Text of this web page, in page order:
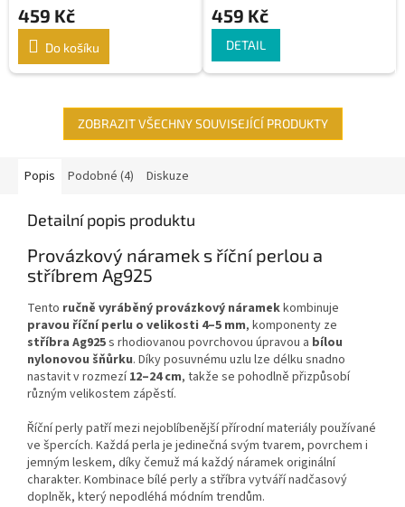
459 Kč
Do košíku
459 Kč
DETAIL
ZOBRAZIT VŠECHNY SOUVISEJÍCÍ PRODUKTY
Popis Podobné (4) Diskuze
Detailní popis produktu
Provázkový náramek s říční perlou a
stříbrem Ag925
Tento ručně vyráběný provázkový náramekkombinuje
pravou říční perlu o velikosti 4–5 mm, komponenty ze
stříbra Ag925s rhodiovanou povrchovou úpravou a bílou
nylonovou šňůrku. Díky posuvnému uzlu lze délku snadno
nastavit v rozmezí12–24 cm, takže se pohodlně přizpůsobí
různým velikostem zápěstí.
Říční perly patří mezi nejoblíbenější přírodní materiály používané
ve špercích. Každá perla je jedinečná svým tvarem, povrchem i
jemným leskem, díky čemuž má každý náramek originální
charakter. Kombinace bílé perly a stříbra vytváří nadčasový
doplněk, který nepodléhá módním trendům.